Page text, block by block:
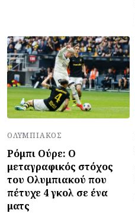
ΟΛΥΜΠΙΑΚΌΣ
Ρόμπι Ούρε: Ο
μεταγραφικός στόχος
του Ολυμπιακού που
πέτυχε 4 γκολ σε ένα
ματς